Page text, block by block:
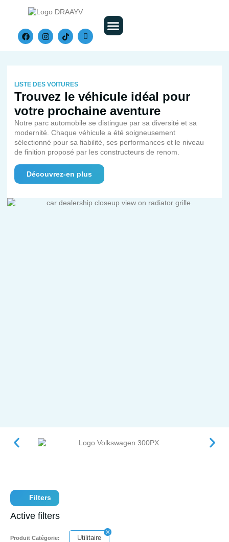
LISTE DES VOITURES
Trouvez le véhicule idéal pour
votre prochaine aventure
Notre parc automobile se distingue par sa diversité et sa
modernité. Chaque véhicule a été soigneusement
sélectionné pour sa fiabilité, ses performances et le niveau
de finition proposé par les constructeurs de renom.
Découvrez-en plus
Filters
Active filters
Produit Catégorie: Utilitaire